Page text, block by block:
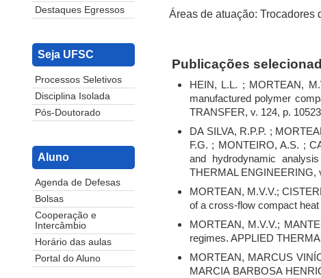
Destaques Egressos
Seja UFSC
Processos Seletivos
Disciplina Isolada
Pós-Doutorado
Aluno
Agenda de Defesas
Bolsas
Cooperação e
Intercâmbio
Horário das aulas
Portal do Aluno
Áreas de atuação: Trocadores
Publicações
HEIN, L.L. ; MORTEAN,
manufactured polymer
TRANSFER, v. 124, p.
DA SILVA, R.P.P. ;
F.G. ; MONTEIRO, A.S. ;
and hydrodynamic
THERMAL ENGINEERING,
MORTEAN, M.V.V.;
of a cross-flow compact
MORTEAN, M.V.V.;
regimes. APPLIED
MORTEAN, MARCUS
MARCIA BARBOSA